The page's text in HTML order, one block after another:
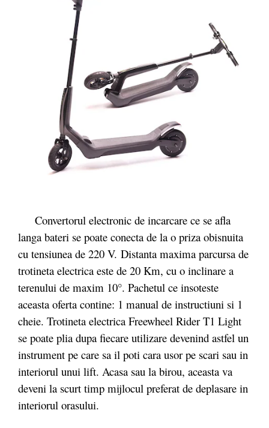
Convertorul electronic de incarcare ce se afla
langa bateri se poate conecta de la o priza obisnuita
cu tensiunea de 220 V. Distanta maxima parcursa de
trotineta electrica este de 20 Km, cu o inclinare a
terenului de maxim 10°. Pachetul ce insoteste
aceasta oferta contine: 1 manual de instructiuni si 1
cheie. Trotineta electrica Freewheel Rider T1 Light
se poate plia dupa fiecare utilizare devenind astfel un
instrument pe care sa il poti cara usor pe scari sau in
interiorul unui lift. Acasa sau la birou, aceasta va
deveni la scurt timp mijlocul preferat de deplasare in
interiorul orasului.